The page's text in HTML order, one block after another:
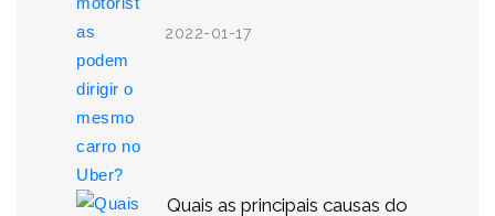
2022-01-17
Quais as principais causas do